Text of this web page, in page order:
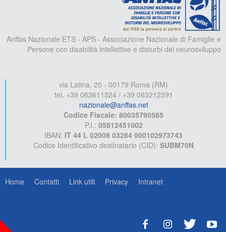
Anffas Nazionale ETS - APS - Associazione Nazionale di Famiglie e
Persone con disabilità intellettive e disturbi del neurosviluppo
via Latina, 20 - 00179 Roma (RM)
tel. +39 063611524 / +39 063212391
nazionale@anffas.net
Codice Fiscale: 80035790585
P.I.: 05812451002
IBAN: IT 44 L 02008 03284 000102973743
Codice Identificativo destinatario (CID): SUBM70N
Home Contatti Link utili Privacy Intranet